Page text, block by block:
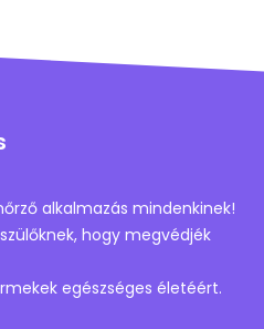
alkalmazás mindenkinek!
hogy megvédjék
egészséges életéért.